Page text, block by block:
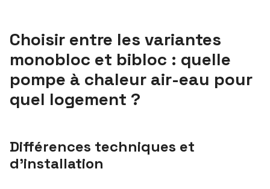
Choisir entre les variantes
monobloc et bibloc : quelle
pompe à chaleur air-eau pour
quel logement ?
Différences techniques et
d’installation